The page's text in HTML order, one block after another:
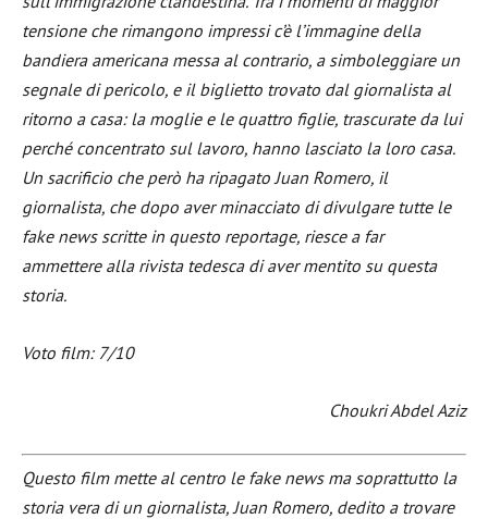
tensione che rimangono impressi c’è l’immagine della
bandiera americana messa al contrario, a simboleggiare un
segnale di pericolo, e il biglietto trovato dal giornalista al
ritorno a casa: la moglie e le quattro figlie, trascurate da lui
perché concentrato sul lavoro, hanno lasciato la loro casa.
Un sacrificio che però ha ripagato Juan Romero, il
giornalista, che dopo aver minacciato di divulgare tutte le
fake news scritte in questo reportage, riesce a far
ammettere alla rivista tedesca di aver mentito su questa
storia.
Voto film: 7/10
Choukri Abdel Aziz
Questo film mette al centro le fake news ma soprattutto la
storia vera di un giornalista, Juan Romero, dedito a trovare